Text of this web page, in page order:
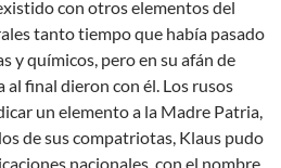
con otros elementos del
tanto tiempo que había pasado
y químicos, pero en su afán de
al final dieron con él. Los rusos
un elemento a la Madre Patria,
de sus compatriotas, Klaus pudo
nacionales, con el nombre